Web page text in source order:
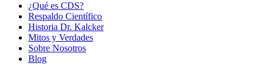
¿Qué es CDS?
Respaldo Científico
Historia Dr. Kalcker
Mitos y Verdades
Sobre Nosotros
Blog